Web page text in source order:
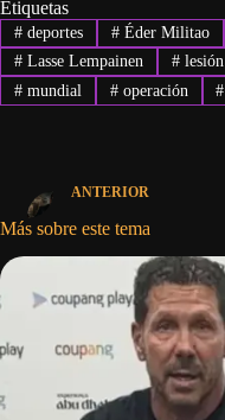
Etiquetas
#deportes #Éder Militao
#Lasse Lempainen #lesión
#mundial #operación #
ANTERIOR
Más sobre este tema